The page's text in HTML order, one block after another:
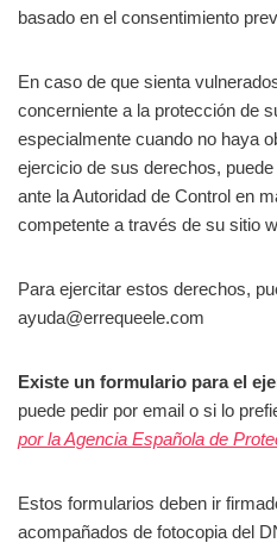
basado en el consentimiento
En caso de que sienta
concerniente a la protección de
especialmente cuando no haya
ejercicio de sus derechos,
ante la Autoridad de Control en
competente a través de su sitio
Para ejercitar estos derechos,
ayuda@errequeele.com
Existe un formulario para el
puede pedir por email o si lo
por la Agencia Española de
Estos formularios deben ir
acompañados de fotocopia del